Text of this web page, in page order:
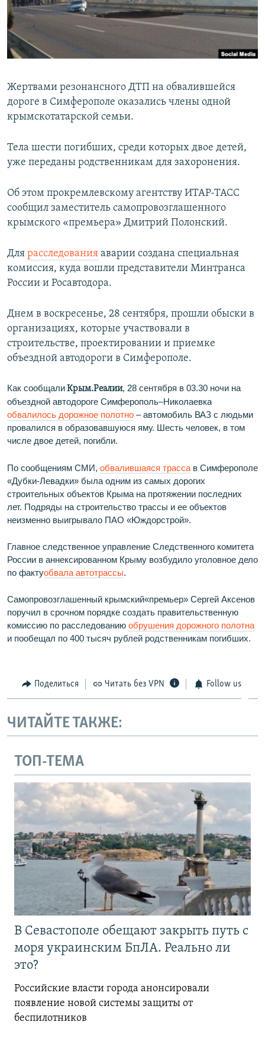
ПОБЕДИТЕЛЕЙ НЕ СУДЯТ?
КРЫМ.НЕПОКОРЕННЫЙ
ELIFBE
ПРИСОЕДИНЯЙТЕСЬ!
Все сайты RFE/RL
Жертвами резонансного ДТП на обвалившейся
дороге в Симферополе оказались члены одной
крымскотатарской семьи.
Тела шести погибших, среди которых двое детей,
уже переданы родственникам для захоронения.
Об этом прокремлевскому агентству ИТАР-ТАСС
сообщил заместитель самопровозглашенного
крымского «премьера» Дмитрий Полонский.
Для расследования аварии создана специальная
комиссия, куда вошли представители Минтранса
России и Росавтодора.
Днем в воскресенье, 28 сентября, прошли обыски в
организациях, которые участвовали в
строительстве, проектировании и приемке
объездной автодороги в Симферополе.
Как сообщалиКрым.Реалии, 28 сентября в 03.30 ночи на
объездной автодороге Симферополь–Николаевка
обвалилось дорожное полотно – автомобиль ВАЗ с людьми
провалился в образовавшуюся яму. Шесть человек, в том
числе двое детей, погибли.
По сообщениям СМИ, обвалившаяся трасса в Симферополе
«Дубки-Левадки» была одним из самых дорогих
строительных объектов Крыма на протяжении последних
лет. Подряды на строительство трассы и ее объектов
неизменно выигрывало ПАО «Юждорстрой».
Главное следственное управление Следственного комитета
России в аннексированном Крыму возбудило уголовное дело
по фактуобвала автотрассы.
Самопровозглашенный крымский«премьер» Сергей Аксенов
поручил в срочном порядке создать правительственную
комиссию по расследованию обрушения дорожного полотна
и пообещал по 400 тысяч рублей родственникам погибших.
Поделиться Читать без VPN Follow us
ЧИТАЙТЕ ТАКЖЕ:
ТОП-ТЕМА
В Севастополе обещают закрыть путь с
моря украинским БпЛА. Реально ли
это?
Российские власти города анонсировали
появление новой системы защиты от
беспилотников